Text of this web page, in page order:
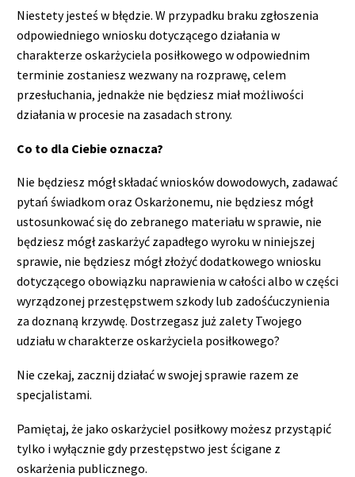
Niestety jesteś w błędzie. W przypadku braku zgłoszenia
odpowiedniego wniosku dotyczącego działania w
charakterze oskarżyciela posiłkowego w odpowiednim
terminie zostaniesz wezwany na rozprawę, celem
przesłuchania, jednakże nie będziesz miał możliwości
działania w procesie na zasadach strony.
Co to dla Ciebie oznacza?
Nie będziesz mógł składać wniosków dowodowych, zadawać
pytań świadkom oraz Oskarżonemu, nie będziesz mógł
ustosunkować się do zebranego materiału w sprawie, nie
będziesz mógł zaskarżyć zapadłego wyroku w niniejszej
sprawie, nie będziesz mógł złożyć dodatkowego wniosku
dotyczącego obowiązku naprawienia w całości albo w części
wyrządzonej przestępstwem szkody lub zadośćuczynienia
za doznaną krzywdę. Dostrzegasz już zalety Twojego
udziału w charakterze oskarżyciela posiłkowego?
Nie czekaj, zacznij działać w swojej sprawie razem ze
specjalistami.
Pamiętaj, że jako oskarżyciel posiłkowy możesz przystąpić
tylko i wyłącznie gdy przestępstwo jest ścigane z
oskarżenia publicznego.